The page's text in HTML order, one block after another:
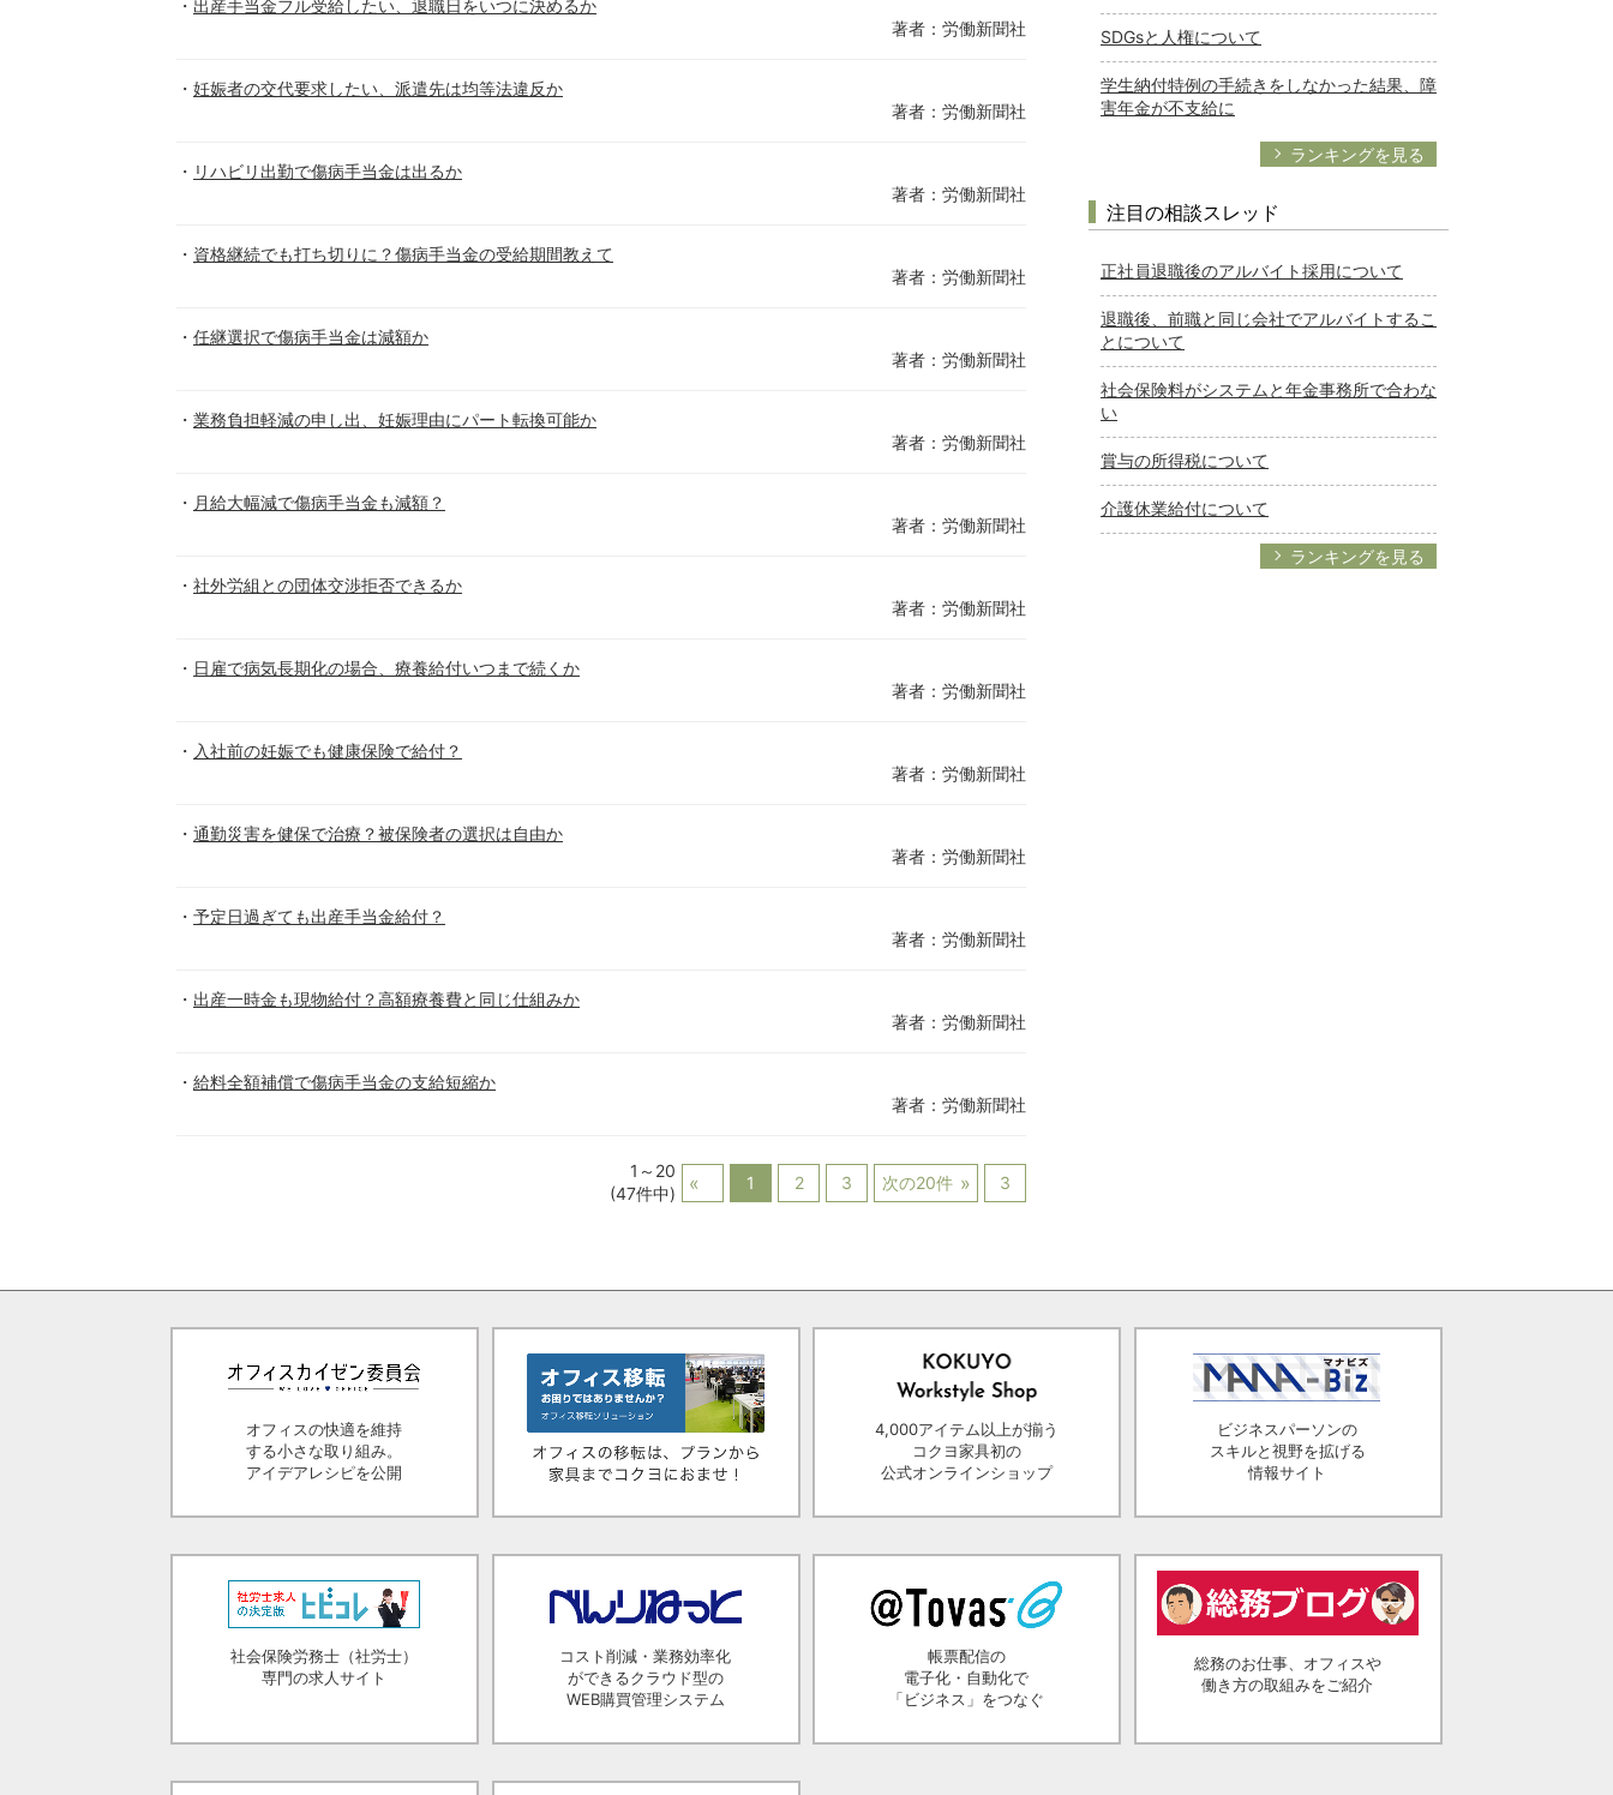
出産手当金フル受給したい、退職日をいつに決めるか
著者：労働新聞社
妊娠者の交代要求したい、派遣先は均等法違反か
著者：労働新聞社
リハビリ出勤で傷病手当金は出るか
著者：労働新聞社
資格継続でも打ち切りに？傷病手当金の受給期間教えて
著者：労働新聞社
任継選択で傷病手当金は減額か
著者：労働新聞社
業務負担軽減の申し出、妊娠理由にパート転換可能か
著者：労働新聞社
月給大幅減で傷病手当金も減額？
著者：労働新聞社
社外労組との団体交渉拒否できるか
著者：労働新聞社
日雇で病気長期化の場合、療養給付いつまで続くか
著者：労働新聞社
入社前の妊娠でも健康保険で給付？
著者：労働新聞社
通勤災害を健保で治療？被保険者の選択は自由か
著者：労働新聞社
予定日過ぎても出産手当金給付？
著者：労働新聞社
出産一時金も現物給付？高額療養費と同じ仕組みか
著者：労働新聞社
給料全額補償で傷病手当金の支給短縮か
著者：労働新聞社
1～20
(47件中)
1 2 3 次の20件 3
SDGsと人権について
学生納付特例の手続きをしなかった結果、障
害年金が不支給に
ランキングを見る
注目の相談スレッド
正社員退職後のアルバイト採用について
退職後、前職と同じ会社でアルバイトするこ
とについて
社会保険料がシステムと年金事務所で合わな
い
賞与の所得税について
介護休業給付について
ランキングを見る
オフィスの快適を維持
する小さな取り組み。
アイデアレシピを公開
4,000アイテム以上が揃う
コクヨ家具初の
公式オンラインショップ
ビジネスパーソンの
スキルと視野を拡げる
情報サイト
社会保険労務士（社労士）
専門の求人サイト
コスト削減・業務効率化
ができるクラウド型の
WEB購買管理システム
帳票配信の
電子化・自動化で
「ビジネス」をつなぐ
総務のお仕事、オフィスや
働き方の取組みをご紹介